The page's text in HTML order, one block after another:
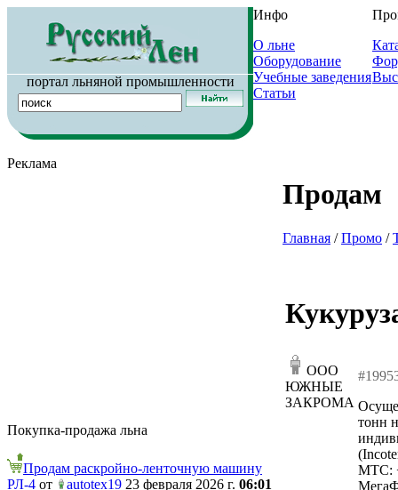
портал льняной промышленности
Инфо
О льне
Оборудование
Учебные заведения
Статьи
Реклама
Покупка-продажа льна
Продам раскройно-ленточную машину
РЛ-4 от autotex19 23 февраля 2026 г. 06:01
Продам
Главная /Промо /
ООО
ЮЖНЫЕ
ЗАКРОМА
тонн
МТС: